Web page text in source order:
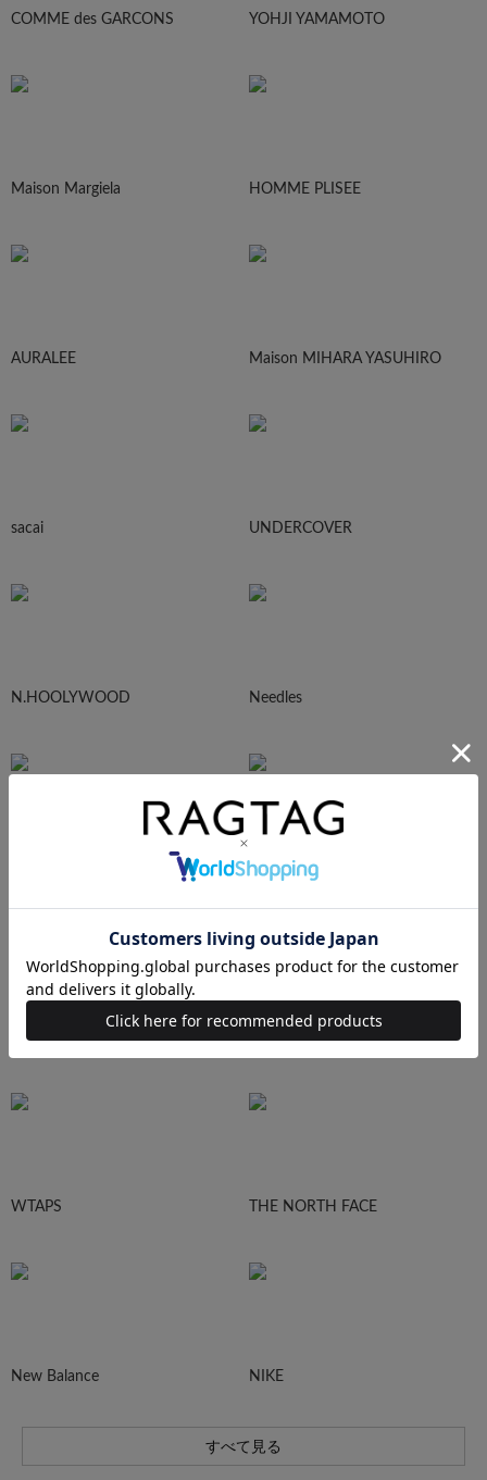
COMME des GARCONS YOHJI YAMAMOTO
Maison Margiela HOMME PLISEE
AURALEE Maison MIHARA YASUHIRO
sacai UNDERCOVER
N.HOOLYWOOD Needles
HUMAN MADE
Supreme
WTAPS THE NORTH FACE
New Balance NIKE
すべて見る